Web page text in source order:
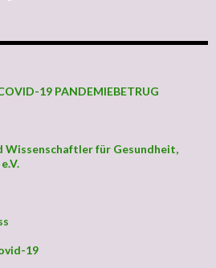
19 PANDEMIEBETRUG
Wissenschaftler für Gesundheit,
19